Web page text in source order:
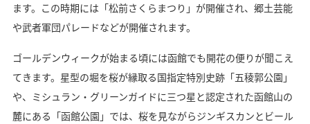
ます。この時期には「松前さくらまつり」が開催され、郷土芸能
や武者軍団パレードなどが開催されます。
ゴールデンウィークが始まる頃には函館でも開花の便りが聞こえ
てきます。星型の堀を桜が縁取る国指定特別史跡「五稜郭公園」
や、ミシュラン・グリーンガイドに三つ星と認定された函館山の
麓にある「函館公園」では、桜を見ながらジンギスカンとビール